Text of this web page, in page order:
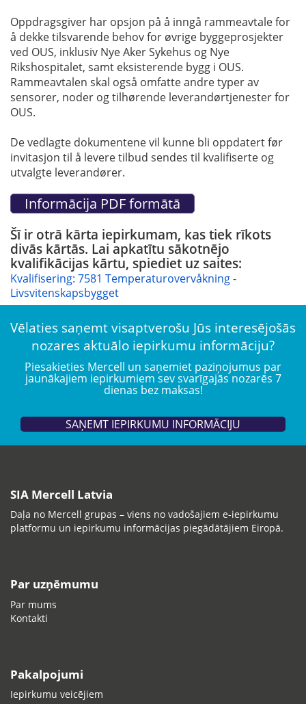
Oppdragsgiver har opsjon på å inngå rammeavtale for
å dekke tilsvarende behov for øvrige byggeprosjekter
ved OUS, inklusiv Nye Aker Sykehus og Nye
Rikshospitalet, samt eksisterende bygg i OUS.
Rammeavtalen skal også omfatte andre typer av
sensorer, noder og tilhørende leverandørtjenester for
OUS.
De vedlagte dokumentene vil kunne bli oppdatert før
invitasjon til å levere tilbud sendes til kvalifiserte og
utvalgte leverandører.
Šī ir otrā kārta iepirkumam, kas tiek rīkots
divās kārtās. Lai apkatītu sākotnējo
kvalifikācijas kārtu, spiediet uz saites:
Kvalifisering: 7581 Temperaturovervåkning -
Livsvitenskapsbygget
Vēlaties saņemt visaptverošu Jūs interesējošās
nozares aktuālo iepirkumu informāciju?
Piesakieties Mercell un saņemiet paziņojumus par
jaunākajiem iepirkumiem sev svarīgajās nozarēs 7
dienas bez maksas!
SAŅEMT IEPIRKUMU INFORMĀCIJU
SIA Mercell Latvia
Daļa no Mercell grupas – viens no vadošajiem e-iepirkumu
platformu un iepirkumu informācijas piegādātājiem Eiropā.
Par uzņēmumu
Par mums
Kontakti
Pakalpojumi
Iepirkumu veicējiem